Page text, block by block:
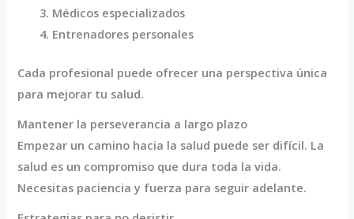
Médicos especializados
Entrenadores personales
Cada profesional puede ofrecer una perspectiva única
para mejorar tu salud.
Mantener la perseverancia a largo plazo
Empezar un camino hacia la salud puede ser difícil. La
salud es un compromiso que dura toda la vida.
Necesitas paciencia y fuerza para seguir adelante.